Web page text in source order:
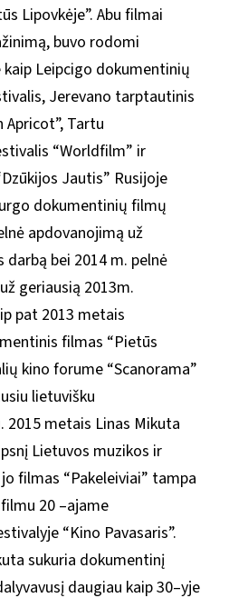
Lipovkėje”. Abu filmai
buvo rodomi
Leipcigo dokumentinių
Jerevano tarptautinis
Tartu
“Worldfilm” ir
Jautis” Rusijoje
dokumentinių filmų
apdovanojimą už
bei 2014 m. pelnė
geriausią 2013m.
pat 2013 metais
filmas “Pietūs
kino forume “Scanorama”
lietuvišku
metais Linas Mikuta
Lietuvos muzikos ir
filmas “Pakeleiviai” tampa
20 –ajame
“Kino Pavasaris”.
sukuria dokumentinį
daugiau kaip 30–yje